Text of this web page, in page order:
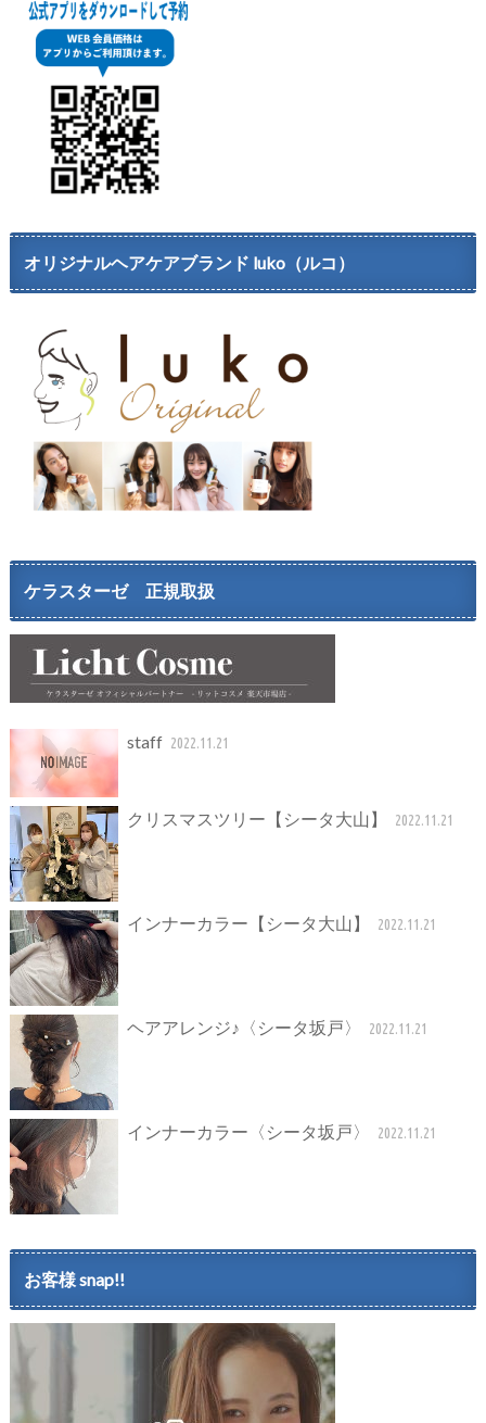
オリジナルヘアケアブランド luko（ルコ）
ケラスターゼ 正規取扱
staff 2022.11.21
クリスマスツリー【シータ大山】 2022.11.21
インナーカラー【シータ大山】 2022.11.21
ヘアアレンジ♪〈シータ坂戸〉 2022.11.21
インナーカラー〈シータ坂戸〉 2022.11.21
お客様 snap!!